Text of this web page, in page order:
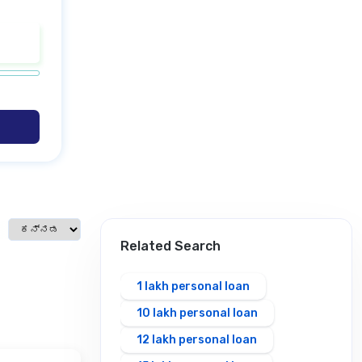
Select language
Related Search
1 lakh personal loan
10 lakh personal loan
12 lakh personal loan